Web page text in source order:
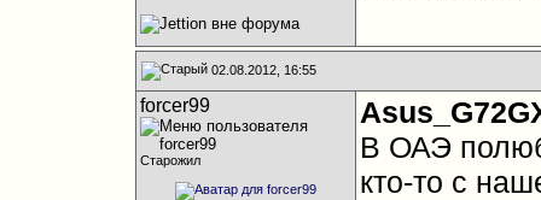
02.08.2012, 16:55
forcer99
Старожил
В ОАЭ
кто-то с